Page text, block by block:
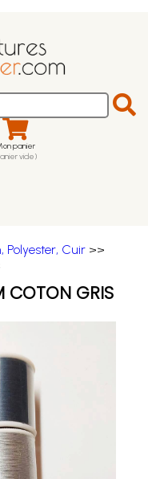
panier
vide)
Polyester, Cuir >>
COTON GRIS